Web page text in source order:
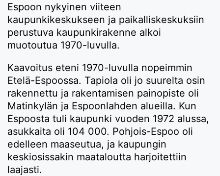
Espoon nykyinen viiteen
kaupunkikeskukseen ja paikalliskeskuksiin
perustuva kaupunkirakenne alkoi
muotoutua 1970-luvulla.
Kaavoitus eteni 1970-luvulla nopeimmin
Etelä-Espoossa. Tapiola oli jo suurelta osin
rakennettu ja rakentamisen painopiste oli
Matinkylän ja Espoonlahden alueilla. Kun
Espoosta tuli kaupunki vuoden 1972 alussa,
asukkaita oli 104 000. Pohjois-Espoo oli
edelleen maaseutua, ja kaupungin
keskiosissakin maataloutta harjoitettiin
laajasti.